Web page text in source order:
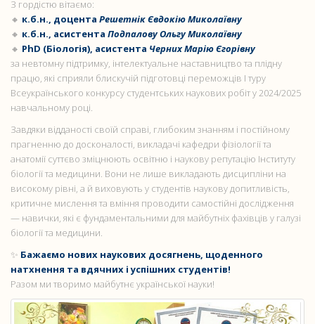
З гордістю вітаємо:
🔸 к.б.н., доцента Решетнік Євдокію Миколаївну
🔸 к.б.н., асистента Подпалову Ольгу Миколаївну
🔸 PhD (Біологія), асистента Черних Марію Єгорівну
за невтомну підтримку, інтелектуальне наставництво та плідну
працю, які сприяли блискучій підготовці переможців І туру
Всеукраїнського конкурсу студентських наукових робіт у 2024/2025
навчальному році.
Завдяки відданості своїй справі, глибоким знанням і постійному
прагненню до досконалості, викладачі кафедри фізіології та
анатомії суттєво зміцнюють освітню і наукову репутацію Інституту
біології та медицини. Вони не лише викладають дисципліни на
високому рівні, а й виховують у студентів наукову допитливість,
критичне мислення та вміння проводити самостійні дослідження
— навички, які є фундаментальними для майбутніх фахівців у галузі
біології та медицини.
✨ Бажаємо нових наукових досягнень, щоденного
натхнення та вдячних і успішних студентів!
Разом ми творимо майбутнє української науки!